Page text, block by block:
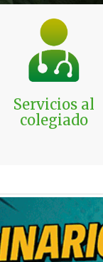
Servicios al
colegiado